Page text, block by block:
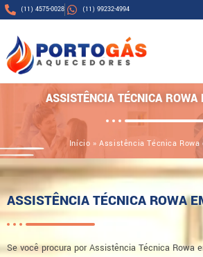
(11) 4575-0028 (11) 99232-4994
ASSISTÊNCIA TÉCNICA
Início »Assistência Técnica Rowa
ASSISTÊNCIA TÉCNICA ROWA
Se você procura por Assistência Técnica Rowa